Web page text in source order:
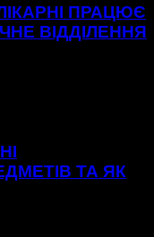
ПРАЦЮЄ
ВІДДІЛЕННЯ
ТА ЯК